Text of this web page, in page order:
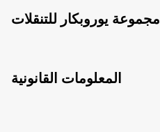
مجموعة يوروبكار للتنقلات
المعلومات القانونية